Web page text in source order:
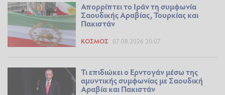
Απορρίπτει το Ιράν τη συμφωνία
Σαουδικής Αραβίας, Τουρκίας και
Πακιστάν
ΚΌΣΜΟΣ 07.08.2026 20:07
Τι επιδιώκει ο Ερντογάν μέσω της
αμυντικής συμφωνίας με Σαουδική
Αραβία και Πακιστάν